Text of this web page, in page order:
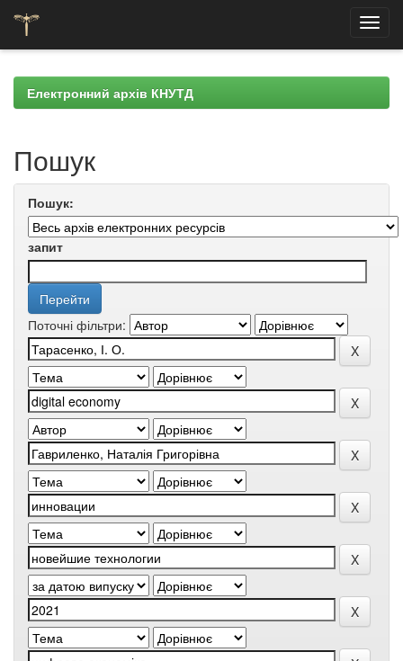
navigationЕлектронний архів КНУТД
Пошук
Пошук:
запит
Поточні фільтри: